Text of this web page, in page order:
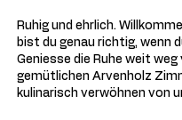
Ruhig und ehrlich.
bist du genau richtig, wenn
Geniesse die Ruhe weit
gemütlichen Arvenholz
kulinarisch verwöhnen von